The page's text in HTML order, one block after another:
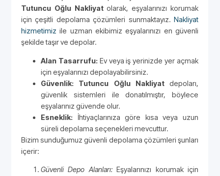
Tutuncu Oğlu Nakliyatolarak, eşyalarınızı korumak
için çeşitli depolama çözümleri sunmaktayız. Nakliyat
hizmetimiz ile uzman ekibimiz eşyalarınızı en güvenli
şekilde taşır ve depolar.
Alan Tasarrufu: Ev veya iş yerinizde yer açmak
için eşyalarınızı depolayabilirsiniz.
Güvenlik:
Tutuncu Oğlu Nakliyatdepoları,
güvenlik sistemleri ile donatılmıştır, böylece
eşyalarınız güvende olur.
Esneklik: İhtiyaçlarınıza göre kısa veya uzun
süreli depolama seçenekleri mevcuttur.
Bizim sunduğumuz güvenli depolama çözümleri şunları
içerir:
Güvenli Depo Alanları:Eşyalarınızı korumak için